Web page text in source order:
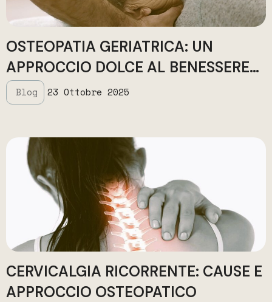
Blog 23 Ottobre 2025
OSTEOPATIA GERIATRICA: UN
APPROCCIO DOLCE AL BENESSERE
NELLA TERZA ETÀ
CERVICALGIA RICORRENTE: CAUSE E
APPROCCIO OSTEOPATICO